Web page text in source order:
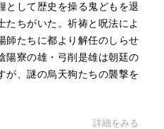
として歴史を操る鬼どもを退
たちがいた。祈祷と呪法によ
師たちに都より解任のしらせ
陽寮の雄・弓削是雄は朝廷の
が、謎の烏天狗たちの襲撃を
詳細をみる